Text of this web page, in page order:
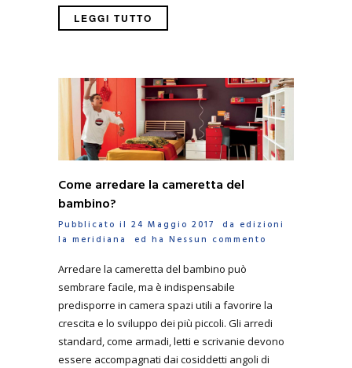
LEGGI TUTTO
Come arredare la cameretta del
bambino?
Pubblicato il 24 Maggio 2017 da edizioni
la meridiana
ed ha Nessun commento
Arredare la cameretta del bambino può
sembrare facile, ma è indispensabile
predisporre in camera spazi utili a favorire la
crescita e lo sviluppo dei più piccoli. Gli arredi
standard, come armadi, letti e scrivanie devono
essere accompagnati dai cosiddetti angoli di